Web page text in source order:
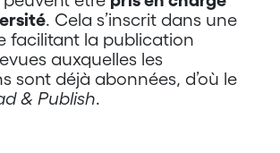
. Cela s’inscrit dans une
facilitant la publication
auxquelles les
sont déjà abonnées, d’où le
& Publish.